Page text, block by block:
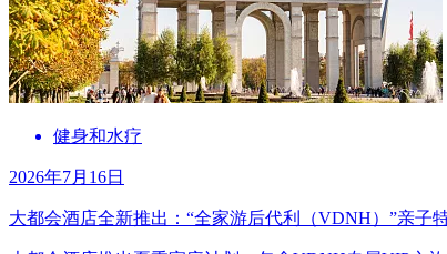
健身和水疗
2026年7月16日
大都会酒店全新推出：“全家游后代利（VDNH）”亲子